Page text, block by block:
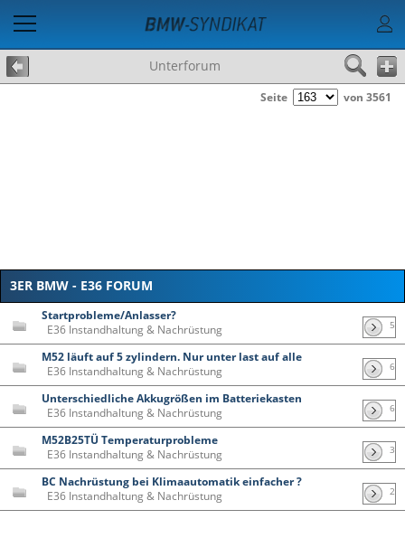
Unterforum
Seite von 3561
3ER BMW - E36 FORUM
Startprobleme/Anlasser?
E36 Instandhaltung & Nachrüstung
5
M52 läuft auf 5 zylindern. Nur unter last auf alle
E36 Instandhaltung & Nachrüstung
6
Unterschiedliche Akkugrößen im Batteriekasten
E36 Instandhaltung & Nachrüstung
6
M52B25TÜ Temperaturprobleme
E36 Instandhaltung & Nachrüstung
3
BC Nachrüstung bei Klimaautomatik einfacher ?
E36 Instandhaltung & Nachrüstung
2